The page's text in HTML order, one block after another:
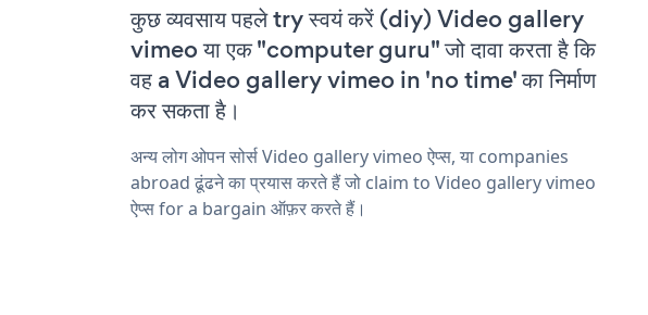
कुछ व्यवसाय पहले try स्वयं करें (diy) Video gallery
vimeo या एक "computer guru" जो दावा करता है कि
वह a Video gallery vimeo in 'no time' का निर्माण
कर सकता है।
अन्य लोग ओपन सोर्स Video gallery vimeo ऐप्स, या companies
abroad ढूंढने का प्रयास करते हैं जो claim to Video gallery vimeo
ऐप्स for a bargain ऑफ़र करते हैं।